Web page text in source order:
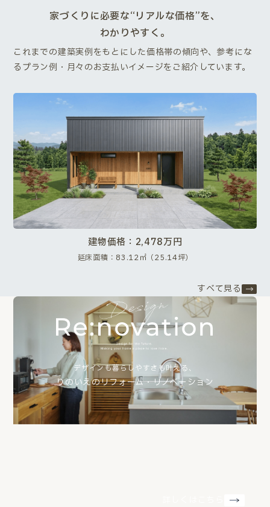
家づくりに必要な“リアルな価格”を、
わかりやすく。
これまでの建築実例をもとにした価格帯の傾向や、参考にな
るプラン例・月々のお支払いイメージをご紹介しています。
建物価格：2,478万円
延床面積：83.12㎡（25.14坪）
すべて見る
デザインも暮らしやすさも叶える、
りのいえのリフォーム・リノベーション